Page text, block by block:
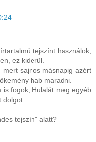
tejszínt használok,
ez kiderül.
mert sajnos másnapig azért
hab maradni.
is fogok, Hulalát meg egyéb
dolgot.
tejszín" alatt?